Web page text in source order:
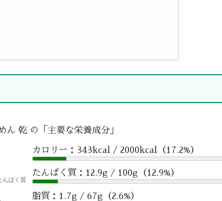
ん 乾 の「主要な栄養成分」
カロリー：343kcal / 2000kcal（17.2%）
たんぱく質：12.9g / 100g（12.9%）
脂質：1.7g / 67g（2.6%）